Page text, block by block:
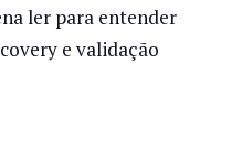
ler para entender
e validação